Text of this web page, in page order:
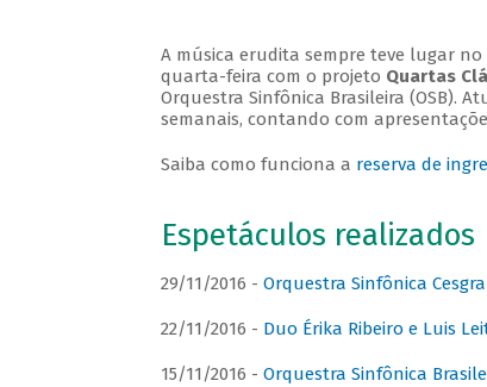
A música erudita sempre teve lugar no
quarta-feira com o projeto Quartas
Orquestra Sinfônica Brasileira (OSB).
semanais, contando com
Saiba como funciona a reserva de
Espetáculos realizados
29/11/2016 - Orquestra Sinfônica
22/11/2016 - Duo Érika Ribeiro e Luis
15/11/2016 - Orquestra Sinfônica